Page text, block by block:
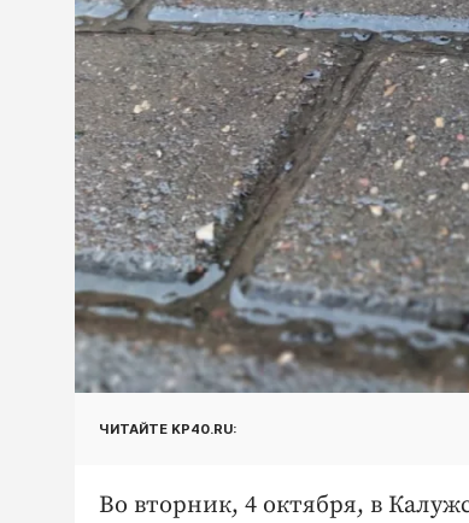
ЧИТАЙТЕ KP40.RU:
Во вторник, 4 октября, в